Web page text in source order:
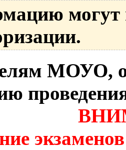
могут
МОУО,